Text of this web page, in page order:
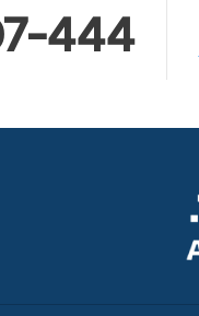
444